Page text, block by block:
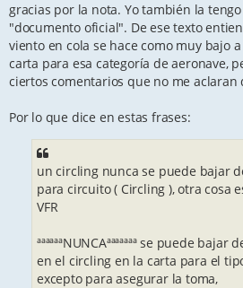
gracias por la nota. Yo también la
"documento oficial". De ese texto
viento en cola se hace como muy bajo
carta para esa categoría de aeronave,
ciertos comentarios que no me aclaran
Por lo que dice en estas frases:
un circling nunca se puede bajar
para circuito ( Circling ), otra cosa
VFR
ªªªªªªNUNCAªªªªªªª se puede
en el circling en la carta para el
excepto para asegurar la toma,